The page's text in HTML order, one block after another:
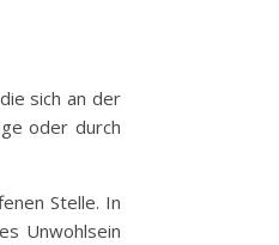
sich an der
oder durch
Stelle. In
Unwohlsein